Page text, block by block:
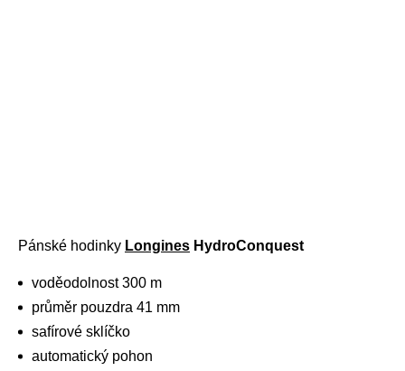
Pánské hodinky Longines HydroConquest
voděodolnost 300 m
průměr pouzdra 41 mm
safírové sklíčko
automatický pohon